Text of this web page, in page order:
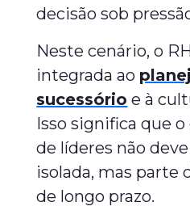
decisão sob
Neste cenário, o
integrada ao
sucessório e à
Isso significa que
de líderes não
isolada, mas parte
de longo prazo.